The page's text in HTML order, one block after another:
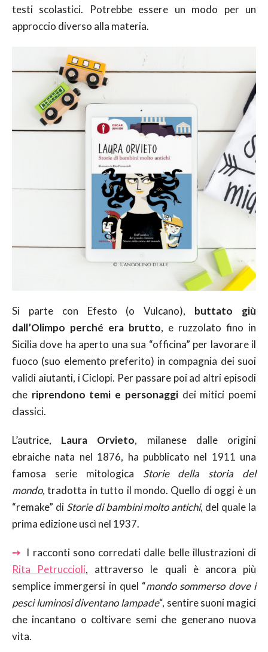
testi scolastici. Potrebbe essere un modo per un
approccio diverso alla materia.
Si parte con Efesto (o Vulcano), buttato giù
dall’Olimpo perché era brutto, e ruzzolato fino in
Sicilia dove ha aperto una sua “officina” per lavorare il
fuoco (suo elemento preferito) in compagnia dei suoi
validi aiutanti, i Ciclopi. Per passare poi ad altri episodi
che riprendono temi e personaggidei mitici poemi
classici.
L’autrice, Laura Orvieto, milanese dalle origini
ebraiche nata nel 1876, ha pubblicato nel 1911 una
famosa serie mitologica Storie della storia del
mondo,tradotta in tutto il mondo. Quello di oggi è un
“remake” di Storie di bambini molto antichi, del quale la
prima edizione uscì nel 1937.
➙ I racconti sono corredati dalle belle illustrazioni di
Rita Petruccioli, attraverso le quali è ancora più
semplice immergersi in quel “mondo sommerso dove i
pesci luminosi diventano lampade“, sentire suoni magici
che incantano o coltivare semi che generano nuova
vita.